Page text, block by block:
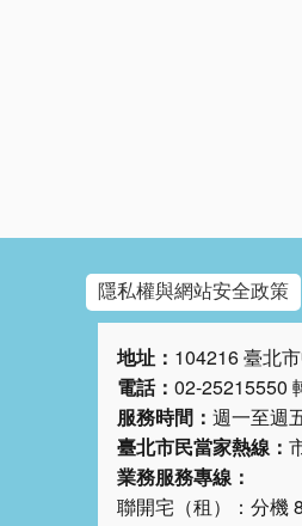
隱私權與網站安全政策
地址： 104216 臺北
電話： 02-25215550
服務時間： 週一至週
臺北市民當家熱線：
業務服務專線：
聯開宅（租）：分